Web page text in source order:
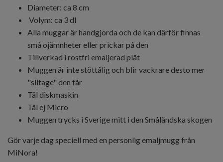
Diameter: ca 8 cm
Volym: ca 3 dl
Alla muggar är handgjorda och de kan därför finnas
små ojämnheter eller prickar på den
Tillverkad i rostfri emaljerad plåt
Muggen är inte stöttålig och blir vackrare desto mer
"slitage" den får
Tål diskmaskin
Tål ej Micro
Muggen trycks i Sverige mitt i den Småländska skogen
Gör varje dag speciell med en personlig emaljmugg från
MiNora!